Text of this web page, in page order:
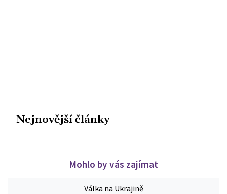
Nejnovější články
Mohlo by vás zajímat
Válka na Ukrajině